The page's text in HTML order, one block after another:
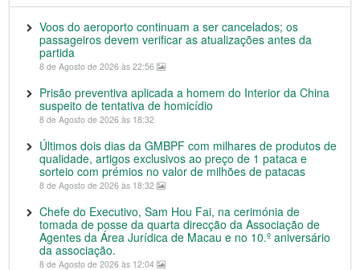
Voos do aeroporto continuam a ser cancelados; os
passageiros devem verificar as atualizações antes da
partida
8 de Agosto de 2026 às 22:56
Prisão preventiva aplicada a homem do Interior da China
suspeito de tentativa de homicídio
8 de Agosto de 2026 às 18:32
Últimos dois dias da GMBPF com milhares de produtos de
qualidade, artigos exclusivos ao preço de 1 pataca e
sorteio com prémios no valor de milhões de patacas
8 de Agosto de 2026 às 18:32
Chefe do Executivo, Sam Hou Fai, na cerimónia de
tomada de posse da quarta direcção da Associação de
Agentes da Área Jurídica de Macau e no 10.º aniversário
da associação.
8 de Agosto de 2026 às 12:04